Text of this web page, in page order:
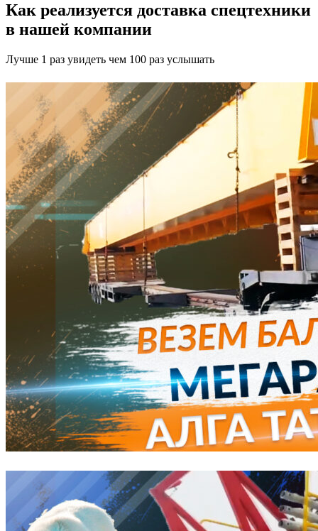
Как реализуется доставка спецтехники
в нашей компании
Лучше 1 раз увидеть чем 100 раз услышать